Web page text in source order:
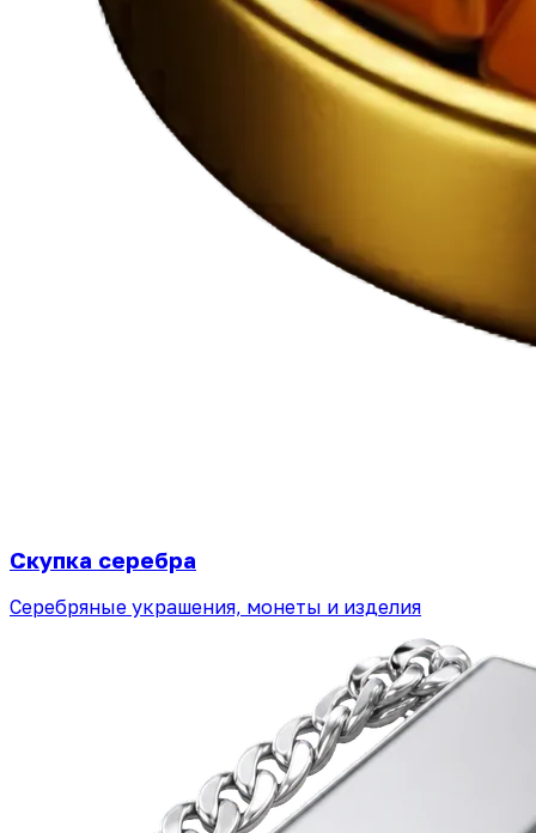
Скупка серебра
Серебряные украшения, монеты и изделия